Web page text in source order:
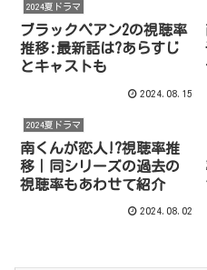
2024夏ドラマ
ブラックペアン2の視聴率
推移:最新話は?あらすじ
とキャストも
2024.08.15
2024夏ドラマ
南くんが恋人!?視聴率推
移｜同シリーズの過去の
視聴率もあわせて紹介
2024.08.02